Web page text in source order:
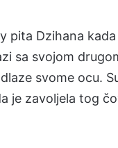
pita Dzihana
sa svojom
svome ocu.
je zavoljela tog